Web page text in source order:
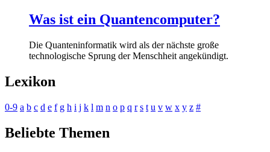
Was ist ein Quantencomputer?
Die Quanteninformatik wird als der nächste große
technologische Sprung der Menschheit angekündigt.
Lexikon
0-9 a b c d e f g h i j k l m n o p q r s t u v w x y z #
Beliebte Themen